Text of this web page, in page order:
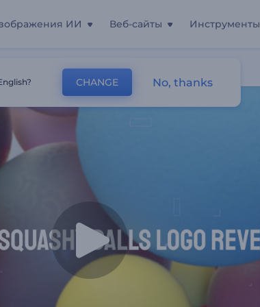
ИИ Веб-сайты Инструменты
CHANGE No, thanks